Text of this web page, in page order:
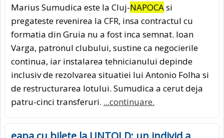
Marius Sumudica este la Cluj-NAPOCAsi
pregateste revenirea la CFR, insa contractul cu
formatia din Gruia nu a fost inca semnat. Ioan
Varga, patronul clubului, sustine ca negocierile
continua, iar instalarea tehnicianului depinde
inclusiv de rezolvarea situatiei lui Antonio Folha si
de restructurarea lotului. Sumudica a cerut deja
patru-cinci transferuri. ...continuare.